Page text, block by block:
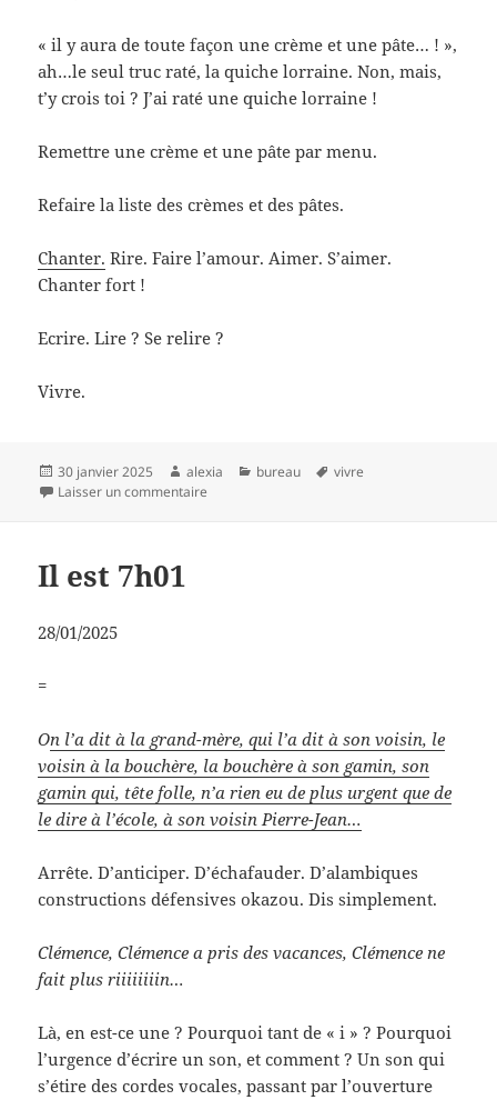
« il y aura de toute façon une crème et une pâte… ! »,
ah…le seul truc raté, la quiche lorraine. Non, mais,
t’y crois toi ? J’ai raté une quiche lorraine !
Remettre une crème et une pâte par menu.
Refaire la liste des crèmes et des pâtes.
Chanter. Rire. Faire l’amour. Aimer. S’aimer.
Chanter fort !
Ecrire. Lire ? Se relire ?
Vivre.
Publié
le
30 janvier 2025 Auteur
alexia Catégories
bureau
Mots-
vivre
Laisser un commentaire
Il est 7h01
28/01/2025
=
On l’a dit à la grand-mère, qui l’a dit à son voisin, le
voisin à la bouchère, la bouchère à son gamin, son
gamin qui, tête folle, n’a rien eu de plus urgent que de
le dire à l’école, à son voisin Pierre-Jean…
Arrête. D’anticiper. D’échafauder. D’alambiques
constructions défensives okazou. Dis simplement.
Clémence, Clémence a pris des vacances, Clémence ne
fait plus riiiiiiiin…
Là, en est-ce une ? Pourquoi tant de « i » ? Pourquoi
l’urgence d’écrire un son, et comment ? Un son qui
s’étire des cordes vocales, passant par l’ouverture